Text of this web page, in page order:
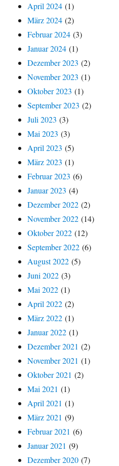
April 2024 (1)
März 2024 (2)
Februar 2024 (3)
Januar 2024 (1)
Dezember 2023 (2)
November 2023 (1)
Oktober 2023 (1)
September 2023 (2)
Juli 2023 (3)
Mai 2023 (3)
April 2023 (5)
März 2023 (1)
Februar 2023 (6)
Januar 2023 (4)
Dezember 2022 (2)
November 2022 (14)
Oktober 2022 (12)
September 2022 (6)
August 2022 (5)
Juni 2022 (3)
Mai 2022 (1)
April 2022 (2)
März 2022 (1)
Januar 2022 (1)
Dezember 2021 (2)
November 2021 (1)
Oktober 2021 (2)
Mai 2021 (1)
April 2021 (1)
März 2021 (9)
Februar 2021 (6)
Januar 2021 (9)
Dezember 2020 (7)